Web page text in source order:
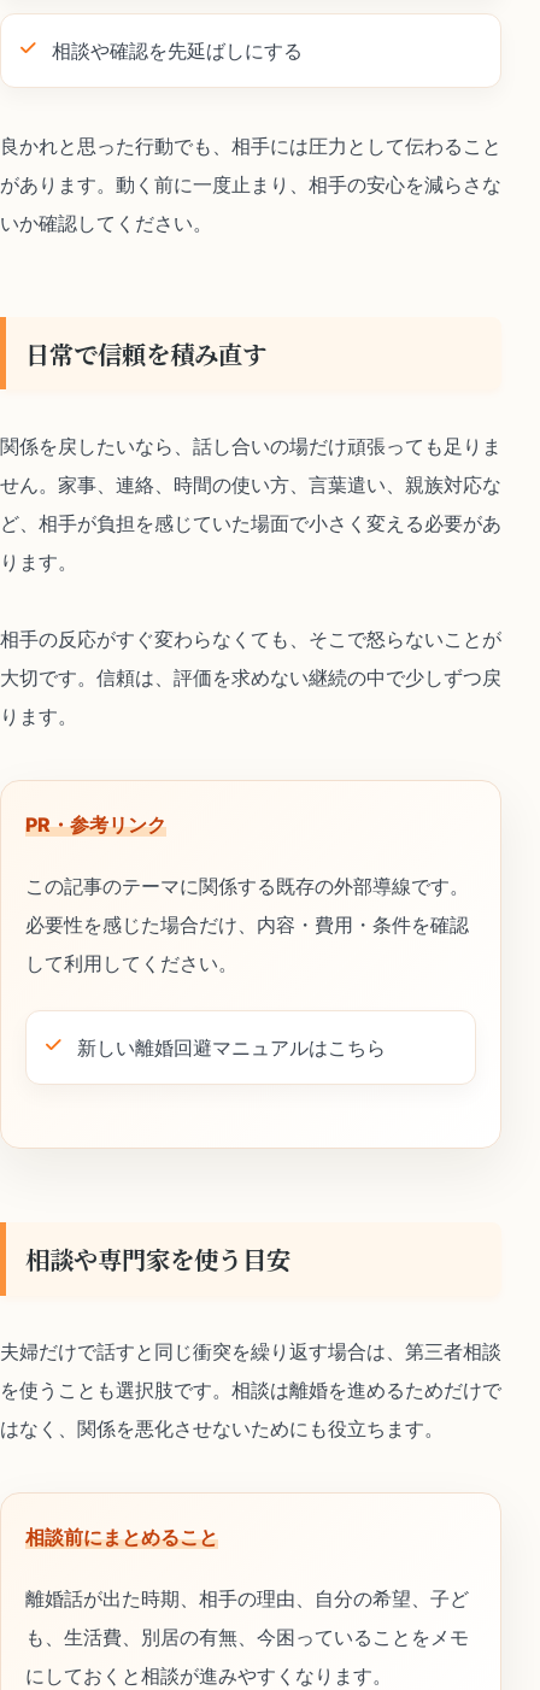
相談や確認を先延ばしにする
良かれと思った行動でも、相手には圧力として伝わること
があります。動く前に一度止まり、相手の安心を減らさな
いか確認してください。
日常で信頼を積み直す
関係を戻したいなら、話し合いの場だけ頑張っても足りま
せん。家事、連絡、時間の使い方、言葉遣い、親族対応な
ど、相手が負担を感じていた場面で小さく変える必要があ
ります。
相手の反応がすぐ変わらなくても、そこで怒らないことが
大切です。信頼は、評価を求めない継続の中で少しずつ戻
ります。
PR・参考リンク
この記事のテーマに関係する既存の外部導線です。
必要性を感じた場合だけ、内容・費用・条件を確認
して利用してください。
新しい離婚回避マニュアルはこちら
相談や専門家を使う目安
夫婦だけで話すと同じ衝突を繰り返す場合は、第三者相談
を使うことも選択肢です。相談は離婚を進めるためだけで
はなく、関係を悪化させないためにも役立ちます。
相談前にまとめること
離婚話が出た時期、相手の理由、自分の希望、子ど
も、生活費、別居の有無、今困っていることをメモ
にしておくと相談が進みやすくなります。